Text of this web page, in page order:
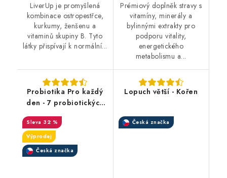
LiverUp je promyšlená
kombinace ostropestřce,
kurkumy, ženšenu a
vitaminů skupiny B. Tyto
látky přispívají k normální...
Prémiový doplněk stravy s
vitamíny, minerály a
bylinnými extrakty pro
podporu vitality,
energetického
metabolismu a...
Probiotika Pro každý
den - 7 probiotických
kultur, 2 miliardy
živých bakterií
32 %
Výprodej
Česká značka
Lopuch větší - Kořen
Česká značka